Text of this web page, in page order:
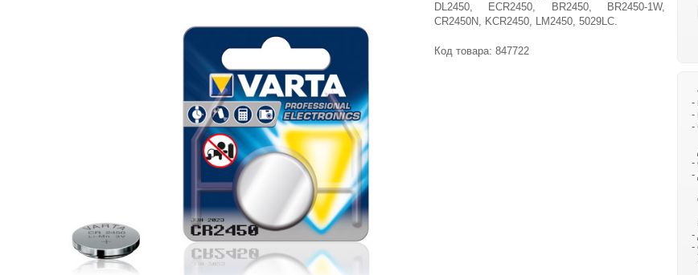
DL2450, ECR2450, BR2450, BR2450-1W,
CR2450N, KCR2450, LM2450, 5029LC.
Код товара: 847722